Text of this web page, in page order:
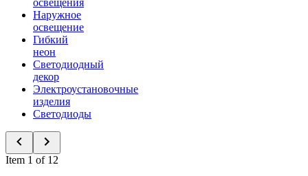
освещения
Наружное
освещение
Гибкий
неон
Светодиодный
декор
Электроустановочные
изделия
Светодиоды
Item 1 of 12